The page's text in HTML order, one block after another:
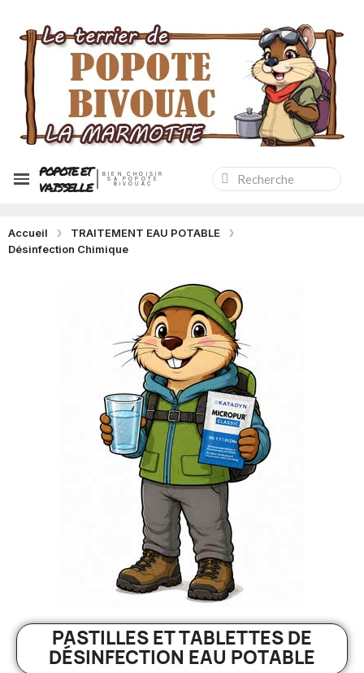
POPOTE ET
VAISSELLE
BIEN CHOISIR
SA POPOTE
BIVOUAC
Accueil
TRAITEMENT EAU POTABLE
Désinfection Chimique
PASTILLES ET TABLETTES DE
DÉSINFECTION EAU POTABLE